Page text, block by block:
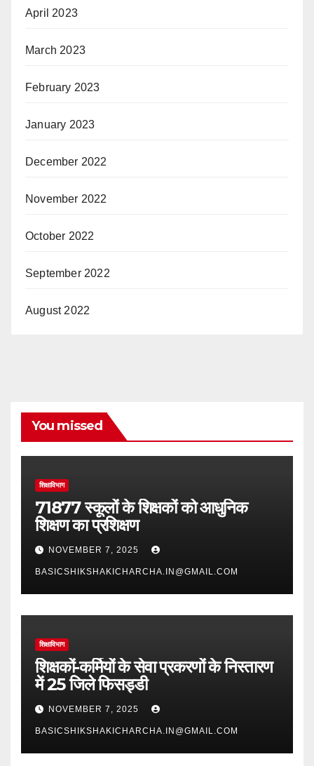
April 2023
March 2023
February 2023
January 2023
December 2022
November 2022
October 2022
September 2022
August 2022
You missed
शिक्षाविभाग
71877 स्कूलों के शिक्षकों को आधुनिक
शिक्षण का प्रशिक्षण
NOVEMBER 7, 2025
BASICSHIKSHAKICHARCHA.IN@GMAIL.COM
शिक्षाविभाग
शिक्षकों-कर्मियों के सेवा प्रकरणों के निस्तारण
में 25 जिले फिसड्डी
NOVEMBER 7, 2025
BASICSHIKSHAKICHARCHA.IN@GMAIL.COM